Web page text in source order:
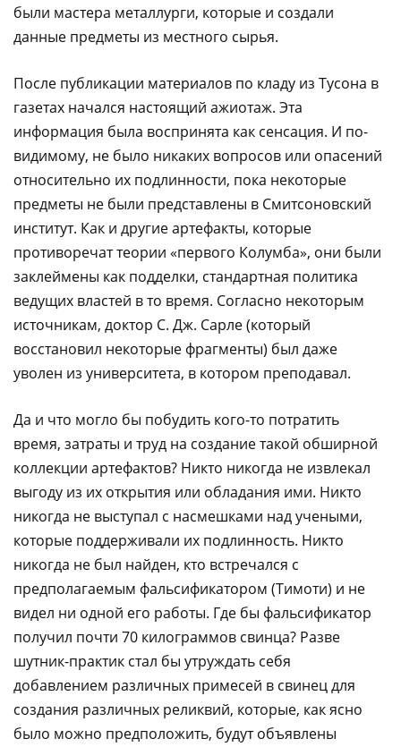
были мастера металлурги, которые и создали
данные предметы из местного сырья.
После публикации материалов по кладу из Тусона в
газетах начался настоящий ажиотаж. Эта
информация была воспринята как сенсация. И по-
видимому, не было никаких вопросов или опасений
относительно их подлинности, пока некоторые
предметы не были представлены в Смитсоновский
институт. Как и другие артефакты, которые
противоречат теории «первого Колумба», они были
заклеймены как подделки, стандартная политика
ведущих властей в то время. Согласно некоторым
источникам, доктор С. Дж. Сарле (который
восстановил некоторые фрагменты) был даже
уволен из университета, в котором преподавал.
Да и что могло бы побудить кого-то потратить
время, затраты и труд на создание такой обширной
коллекции артефактов? Никто никогда не извлекал
выгоду из их открытия или обладания ими. Никто
никогда не выступал с насмешками над учеными,
которые поддерживали их подлинность. Никто
никогда не был найден, кто встречался с
предполагаемым фальсификатором (Тимоти) и не
видел ни одной его работы. Где бы фальсификатор
получил почти 70 килограммов свинца? Разве
шутник-практик стал бы утруждать себя
добавлением различных примесей в свинец для
создания различных реликвий, которые, как ясно
было можно предположить, будут объявлены